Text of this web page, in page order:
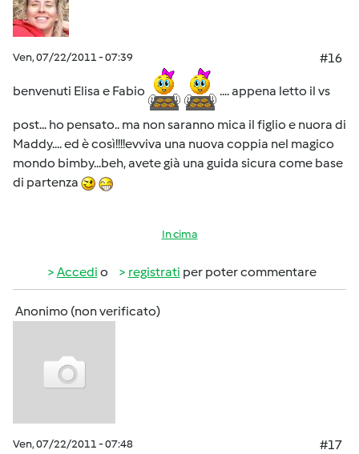
Ven, 07/22/2011 - 07:39 #16
benvenuti Elisa e Fabio .... appena letto il vs
post... ho pensato.. ma non saranno mica il figlio e nuora di
Maddy.... ed è così!!!!evviva una nuova coppia nel magico
mondo bimby...beh, avete già una guida sicura come base
di partenza
In cima
Accedi o registrati per poter commentare
Anonimo (non verificato)
Ven, 07/22/2011 - 07:48
#17